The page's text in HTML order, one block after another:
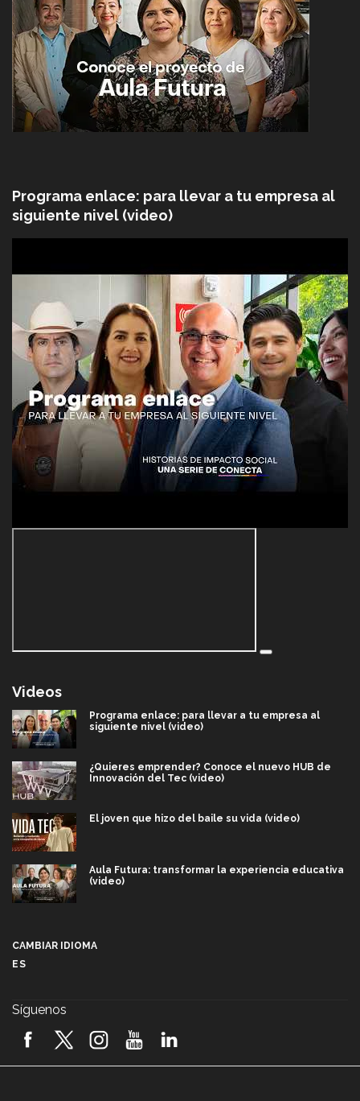
Programa enlace: para llevar a tu empresa al
siguiente nivel (video)
Videos
Programa enlace: para llevar a tu empresa al
siguiente nivel (video)
¿Quieres emprender? Conoce el nuevo HUB de
Innovación del Tec (video)
El joven que hizo del baile su vida (video)
Aula Futura: transformar la experiencia educativa
(video)
2026! (video)
CAMBIAR IDIOMA
ES
Síguenos